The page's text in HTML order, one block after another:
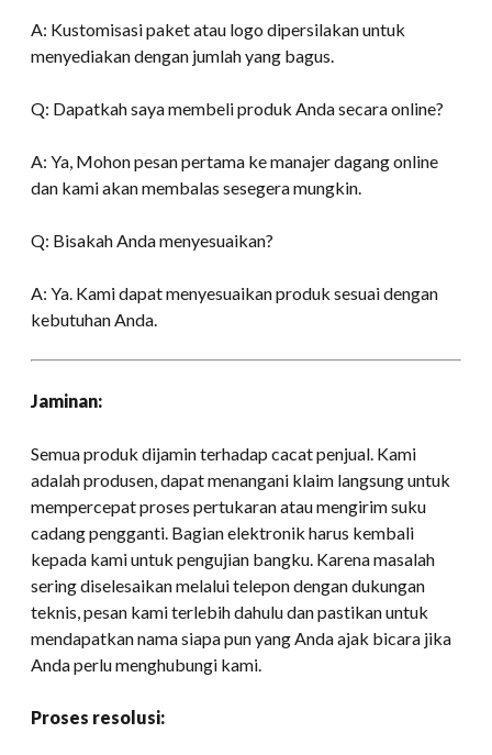
A: Kustomisasi paket atau logo dipersilakan untuk
menyediakan dengan jumlah yang bagus.
Q: Dapatkah saya membeli produk Anda secara online?
A: Ya, Mohon pesan pertama ke manajer dagang online
dan kami akan membalas sesegera mungkin.
Q: Bisakah Anda menyesuaikan?
A: Ya. Kami dapat menyesuaikan produk sesuai dengan
kebutuhan Anda.
Jaminan:
Semua produk dijamin terhadap cacat penjual. Kami
adalah produsen, dapat menangani klaim langsung untuk
mempercepat proses pertukaran atau mengirim suku
cadang pengganti. Bagian elektronik harus kembali
kepada kami untuk pengujian bangku. Karena masalah
sering diselesaikan melalui telepon dengan dukungan
teknis, pesan kami terlebih dahulu dan pastikan untuk
mendapatkan nama siapa pun yang Anda ajak bicara jika
Anda perlu menghubungi kami.
Proses resolusi: